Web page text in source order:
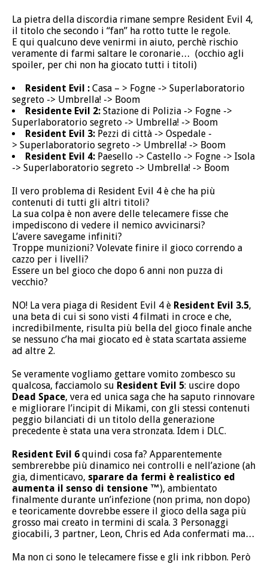
La pietra della discordia rimane sempre Resident Evil 4,
il titolo che secondo i “fan” ha rotto tutte le regole.
E qui qualcuno deve venirmi in aiuto, perchè rischio
veramente di farmi saltare le coronarie… (occhio agli
spoiler, per chi non ha giocato tutti i titoli)
Resident Evil : Casa – > Fogne -> Superlaboratorio
segreto -> Umbrella! -> Boom
Residente Evil 2: Stazione di Polizia -> Fogne ->
Superlaboratorio segreto -> Umbrella! -> Boom
Resident Evil 3: Pezzi di città -> Ospedale -
> Superlaboratorio segreto -> Umbrella! -> Boom
Resident Evil 4: Paesello -> Castello -> Fogne -> Isola
-> Superlaboratorio segreto -> Umbrella! -> Boom
Il vero problema di Resident Evil 4 è che ha più
contenuti di tutti gli altri titoli?
La sua colpa è non avere delle telecamere fisse che
impediscono di vedere il nemico avvicinarsi?
L’avere savegame infiniti?
Troppe munizioni? Volevate finire il gioco correndo a
cazzo per i livelli?
Essere un bel gioco che dopo 6 anni non puzza di
vecchio?
NO! La vera piaga di Resident Evil 4 è Resident Evil 3.5,
una beta di cui si sono visti 4 filmati in croce e che,
incredibilmente, risulta più bella del gioco finale anche
se nessuno c’ha mai giocato ed è stata scartata assieme
ad altre 2.
Se veramente vogliamo gettare vomito zombesco su
qualcosa, facciamolo su Resident Evil 5: uscire dopo
Dead Space, vera ed unica saga che ha saputo rinnovare
e migliorare l’incipit di Mikami, con gli stessi contenuti
peggio bilanciati di un titolo della generazione
precedente è stata una vera stronzata. Idem i DLC.
Resident Evil 6 quindi cosa fa? Apparentemente
sembrerebbe più dinamico nei controlli e nell’azione (ah
gia, dimenticavo, sparare da fermi è realistico ed
aumenta il senso di tensione ™), ambientato
finalmente durante un’infezione (non prima, non dopo)
e teoricamente dovrebbe essere il gioco della saga più
grosso mai creato in termini di scala. 3 Personaggi
giocabili, 3 partner, Leon, Chris ed Ada confermati ma…
Ma non ci sono le telecamere fisse e gli ink ribbon. Però